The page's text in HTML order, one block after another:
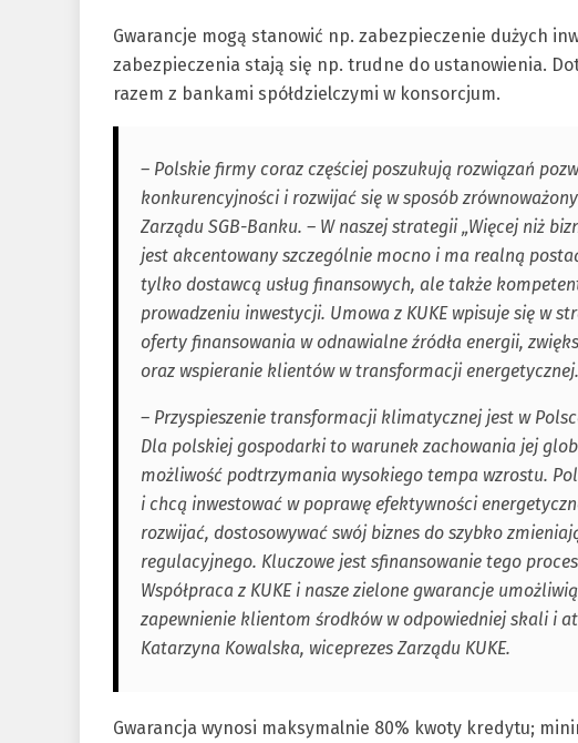
Gwarancje mogą stanowić np. zabezpieczenie dużych
zabezpieczenia stają się np. trudne do ustanowienia.
razem z bankami spółdzielczymi w konsorcjum.
– Polskie firmy coraz częściej poszukują rozwiązań
konkurencyjności i rozwijać się w sposób
Zarządu SGB-Banku. – W naszej strategii „Więcej niż
jest akcentowany szczególnie mocno i ma realną
tylko dostawcą usług finansowych, ale także
prowadzeniu inwestycji. Umowa z KUKE wpisuje się w
oferty finansowania w odnawialne źródła energii,
oraz wspieranie klientów w transformacji energetycznej.
– Przyspieszenie transformacji klimatycznej jest w
Dla polskiej gospodarki to warunek zachowania jej
możliwość podtrzymania wysokiego tempa wzrostu.
i chcą inwestować w poprawę efektywności
rozwijać, dostosowywać swój biznes do szybko
regulacyjnego. Kluczowe jest sfinansowanie tego
Współpraca z KUKE i nasze zielone gwarancje
zapewnienie klientom środków w odpowiedniej skali i
Katarzyna Kowalska, wiceprezes Zarządu KUKE.
Gwarancja wynosi maksymalnie 80% kwoty kredytu;